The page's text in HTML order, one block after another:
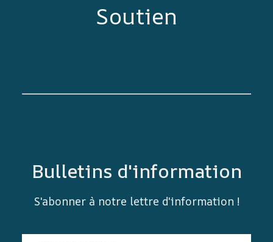
Soutien
Bulletins d'information
S'abonner à notre lettre d'information !